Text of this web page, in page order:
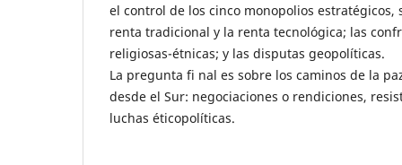
el control de los cinco monopolios estratégicos,
renta tradicional y la renta tecnológica; las
religiosas-étnicas; y las disputas geopolíticas.
La pregunta fi nal es sobre los caminos de la
desde el Sur: negociaciones o rendiciones,
luchas éticopolíticas.